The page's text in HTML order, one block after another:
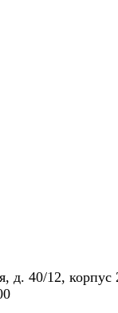
д. 40/12, корпус